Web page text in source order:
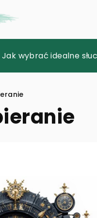
Jak Wybrać Idealną
Jak wybrać idealne
Jak prawidłowo